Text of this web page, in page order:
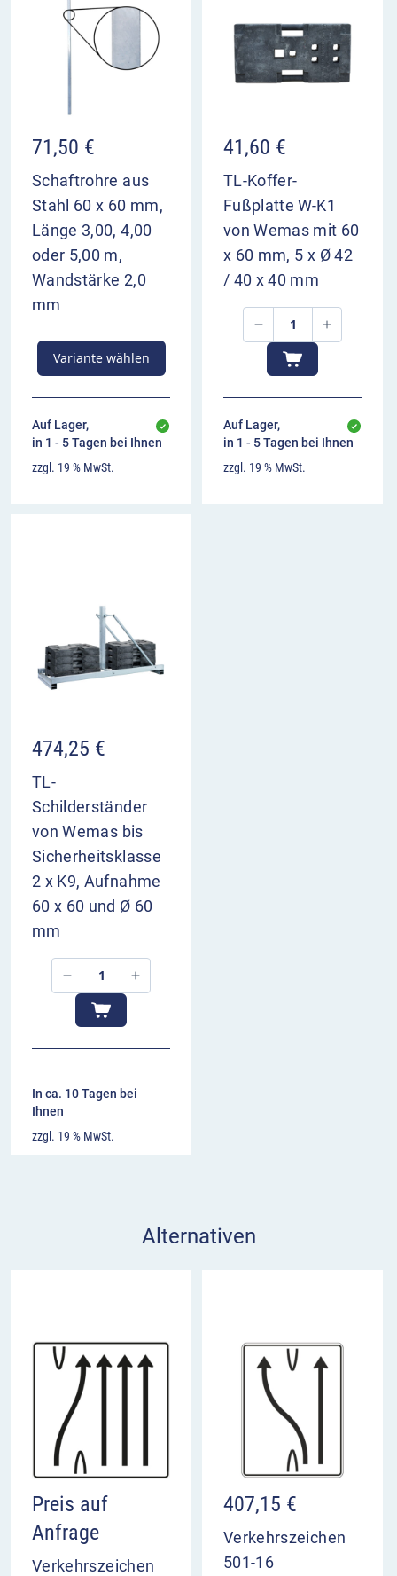
für eine Richtung sollten Sie eine weitere
Überleitungstafel ca. 400 m vor dem Bezugspunkt
aufstellen.
auf die Gegenfahrbahn an
die drei rechten Fahrstreifen gehen weiterhin
geradeaus
dient zur Vorwarnung der Verkehrsteilnehmer
Aufstellung 200 m und 400 m vor Bezugspunkt
71,50 €
Schaftrohre aus
Stahl 60 x 60 mm,
Länge 3,00, 4,00
oder 5,00 m,
Wandstärke 2,0
mm
Variante wählen
Auf Lager,
in 1 - 5 Tagen bei Ihnen
zzgl. 19 % MwSt.
41,60 €
TL-Koffer-
Fußplatte W-K1
von Wemas mit 60
x 60 mm, 5 x Ø 42
/ 40 x 40 mm
Auf Lager,
in 1 - 5 Tagen bei Ihnen
zzgl. 19 % MwSt.
474,25 €
TL-
Schilderständer
von Wemas bis
Sicherheitsklasse
2 x K9, Aufnahme
60 x 60 und Ø 60
mm
In ca. 10 Tagen bei
Ihnen
zzgl. 19 % MwSt.
Alternativen
Preis auf
Anfrage
Verkehrszeichen
407,15 €
Verkehrszeichen
501-16